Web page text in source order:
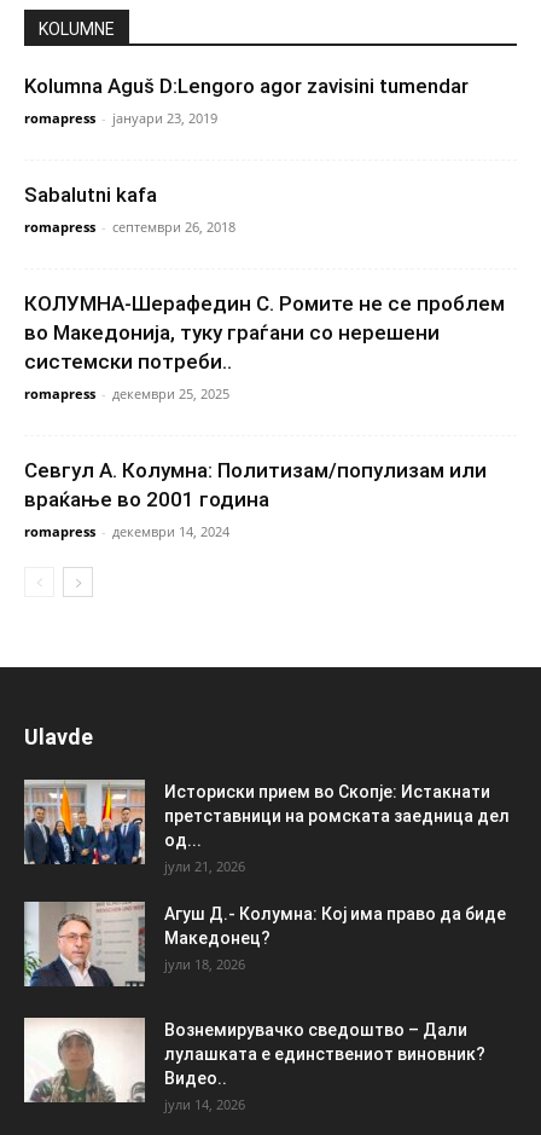
KOLUMNE
Kolumna Aguš D:Lengoro agor zavisini tumendar
romapress - јануари 23, 2019
Sabalutni kafa
romapress - септември 26, 2018
КОЛУМНА-Шерафедин С. Ромите не се проблем
во Македонија, туку граѓани со нерешени
системски потреби..
romapress - декември 25, 2025
Севгул А. Колумна: Политизам/популизам или
враќање во 2001 година
romapress - декември 14, 2024
Ulavde
Историски прием во Скопје: Истакнати
претставници на ромската заедница дел
од...
јули 21, 2026
Агуш Д.- Колумна: Кој има право да биде
Македонец?
јули 18, 2026
Вознемирувачко сведоштво – Дали
лулашката е единствениот виновник?
Видео..
јули 14, 2026